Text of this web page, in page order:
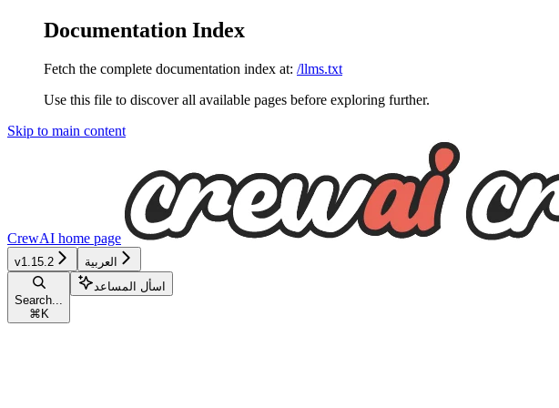
Documentation Index
Fetch the complete documentation index at: /llms.txt
Use this file to discover all available pages before exploring further.
Skip to main content
CrewAI home page
v1.15.2 العربية
Search...
⌘ K
اسأل المساعد